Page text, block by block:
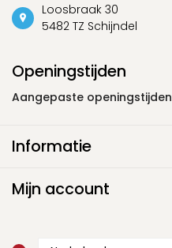
Loosbraak 30
5482 TZ Schijndel
Openingstijden
Aangepaste openingstijden
Informatie
Mijn account